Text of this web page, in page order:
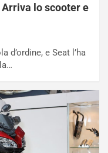
lo scooter e
d’ordine, e Seat l’ha